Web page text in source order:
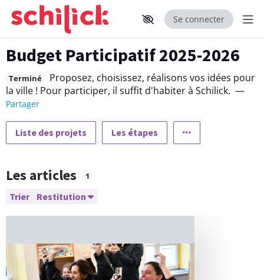
Aller au contenu principal
Paramètres d'accessibilité
Se connecter
Budget Participatif 2025-2026
Terminé
Proposez, choisissez, réalisons vos idées pour
la ville ! Pour participer, il suffit d'habiter à Schilick. —
Partager
Liste des projets Les étapes
Les articles 1
Trier Restitution